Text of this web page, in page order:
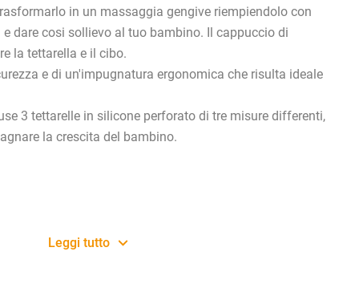
in un massaggia gengive riempiendolo con
dare cosi sollievo al tuo bambino. Il cappuccio di
la tettarella e il cibo.
e di un'impugnatura ergonomica che risulta ideale
3 tettarelle in silicone perforato di tre misure differenti,
la crescita del bambino.
Leggi tutto